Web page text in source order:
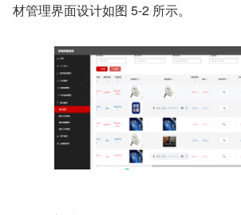
材管理界面设计如图 5-2 所示。